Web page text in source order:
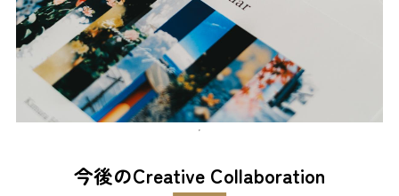
今後のCreative Collaboration